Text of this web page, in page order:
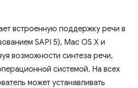
встроенную поддержку речи в
SAPI 5), Mac OS X и
возможности синтеза речи,
системой. На всех
может устанавливать